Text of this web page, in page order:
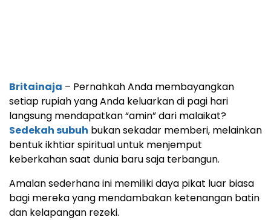
Britainaja – Pernahkah Anda membayangkan
setiap rupiah yang Anda keluarkan di pagi hari
langsung mendapatkan “amin” dari malaikat?
Sedekah subuh bukan sekadar memberi, melainkan
bentuk ikhtiar spiritual untuk menjemput
keberkahan saat dunia baru saja terbangun.
Amalan sederhana ini memiliki daya pikat luar biasa
bagi mereka yang mendambakan ketenangan batin
dan kelapangan rezeki.